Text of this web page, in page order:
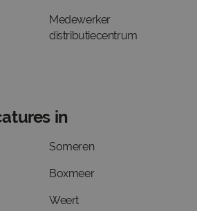
Medewerker
distributiecentrum
in
Someren
Boxmeer
Weert